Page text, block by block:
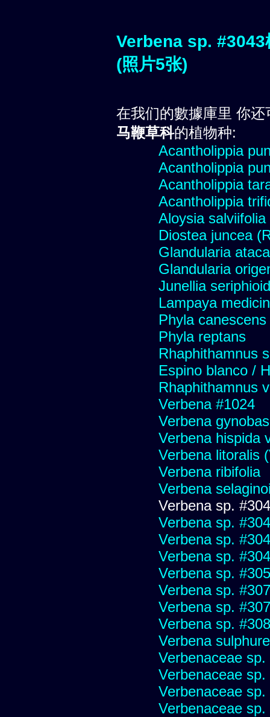
Verbena sp. #3043
(照片5张)
在我们的數據庫里 你
马鞭草科的植物种:
Acantholippia
Acantholippia
Acantholippia
Acantholippia
Aloysia
Diostea juncea
Glandularia
Glandularia
Junellia
Lampaya
Phyla canescens
Phyla reptans
Rhaphithamnus
Espino blanco /
Rhaphithamnus
Verbena #1024
Verbena
Verbena hispida
Verbena litoralis
Verbena ribifolia
Verbena
Verbena sp.
Verbena sp.
Verbena sp.
Verbena sp.
Verbena sp.
Verbena sp.
Verbena sp.
Verbena sp.
Verbena
Verbenaceae sp.
Verbenaceae sp.
Verbenaceae sp.
Verbenaceae sp.